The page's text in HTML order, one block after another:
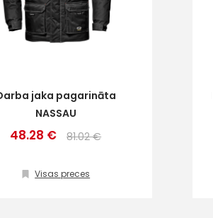
jaka pagarināta
NASSAU
48.28 € 81.02 €
Visas preces